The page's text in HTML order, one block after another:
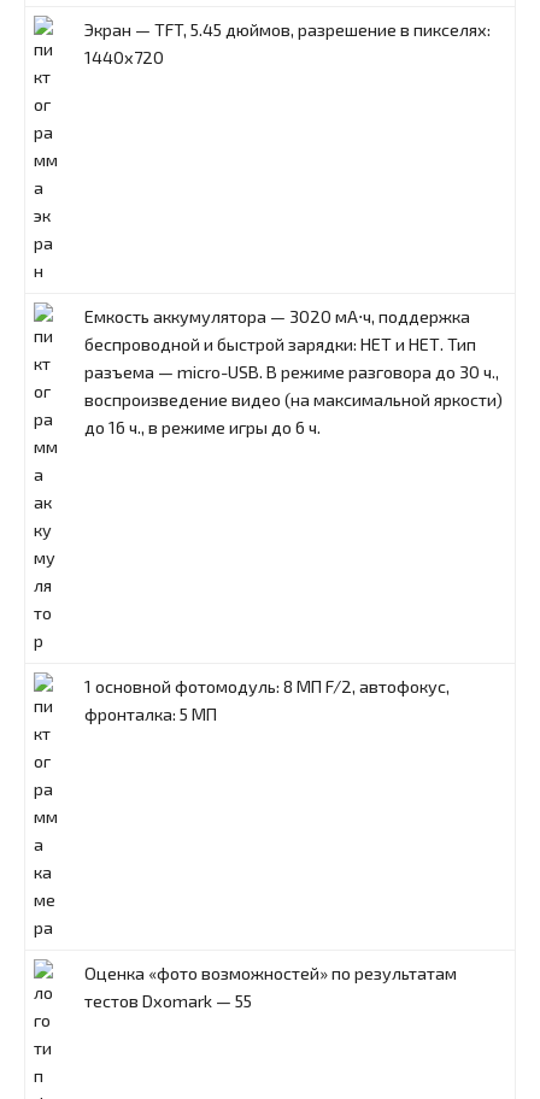
Экран — TFT, 5.45 дюймов, разрешение в пикселях:
1440x720
Емкость аккумулятора — 3020 мА⋅ч, поддержка
беспроводной и быстрой зарядки: НЕТ и НЕТ. Тип
разъема — micro-USB. В режиме разговора до 30 ч.,
воспроизведение видео (на максимальной яркости)
до 16 ч., в режиме игры до 6 ч.
1 основной фотомодуль: 8 МП F/2, автофокус,
фронталка: 5 МП
Оценка «фото возможностей» по результатам
тестов Dxomark — 55